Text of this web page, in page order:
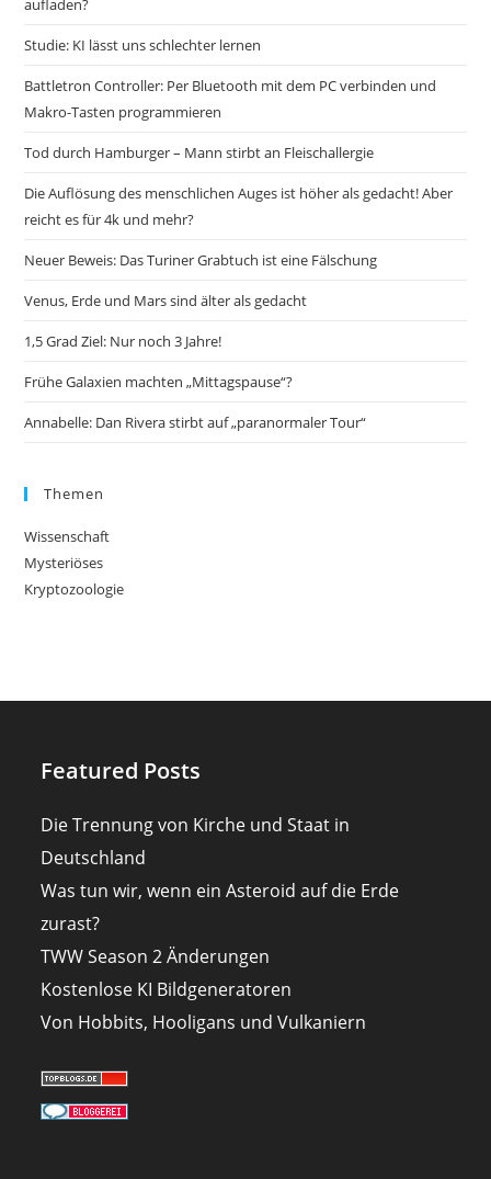
aufladen?
Studie: KI lässt uns schlechter lernen
Battletron Controller: Per Bluetooth mit dem PC verbinden und
Makro-Tasten programmieren
Tod durch Hamburger – Mann stirbt an Fleischallergie
Die Auflösung des menschlichen Auges ist höher als gedacht! Aber
reicht es für 4k und mehr?
Neuer Beweis: Das Turiner Grabtuch ist eine Fälschung
Venus, Erde und Mars sind älter als gedacht
1,5 Grad Ziel: Nur noch 3 Jahre!
Frühe Galaxien machten „Mittagspause“?
Annabelle: Dan Rivera stirbt auf „paranormaler Tour“
Themen
Wissenschaft
Mysteriöses
Kryptozoologie
Featured Posts
Die Trennung von Kirche und Staat in
Deutschland
Was tun wir, wenn ein Asteroid auf die Erde
zurast?
TWW Season 2 Änderungen
Kostenlose KI Bildgeneratoren
Von Hobbits, Hooligans und Vulkaniern